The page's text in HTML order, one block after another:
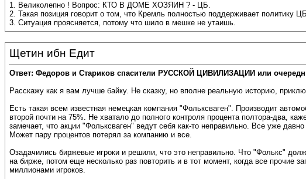
1. Великолепно ! Вопрос: КТО В ДОМЕ ХОЗЯИН ? - ЦБ.
2. Такая позиция говорит о том, что Кремль полностью поддерживает политику
3. Ситуация проясняется, потому что шило в мешке не утаишь.
Щетин ибн Едит
Ответ: Федоров и Стариков спасители РУССКОЙ ЦИВИЛИЗАЦИИ или
Расскажу как я вам лучше байку. Не сказку, но вполне реальную историю,
Есть такая всем известная немецкая компания "Фольксваген". Производит
второй почти на 75%. Не хватало до полного контроля процента полтора-два,
замечает, что акции "Фольксваген" ведут себя как-то неправильно. Все уже
Может пару процентов потерял за компанию и все.
Озадачились биржевые игроки и решили, что это неправильно. Что "Фолькс"
на бирже, потом еще несколько раз повторить и в тот момент, когда все прочие
миллионами игроков.